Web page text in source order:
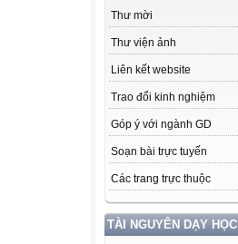
Thư mời
Thư viện ảnh
Liên kết website
Trao đổi kinh nghiệm
Góp ý với ngành GD
Soạn bài trực tuyến
Các trang trực thuộc
TÀI NGUYÊN DẠY HỌC